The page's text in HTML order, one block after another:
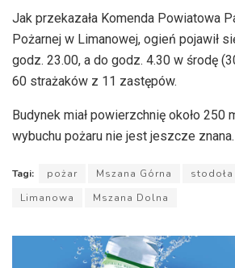
Jak przekazała Komenda Powiatowa
Pożarnej w Limanowej, ogień pojawił
godz. 23.00, a do godz. 4.30 w środę
60 strażaków z 11 zastępów.
Budynek miał powierzchnię około 250
wybuchu pożaru nie jest jeszcze znana.
Tagi: pożar Mszana Górna stodoła
Limanowa
Mszana Dolna